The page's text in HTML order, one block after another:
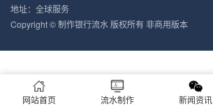
地址：全球服务
Copyright © 制作银行流水 版权所有 非商用版本
网站首页 流水制作 新闻资讯